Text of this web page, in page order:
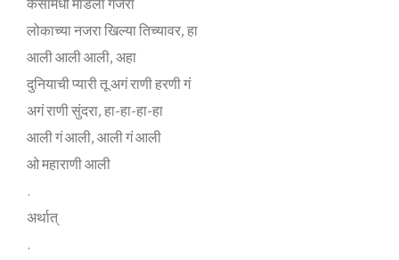
केसामधी मांडला गजरा
लोकाच्या नजरा खिल्या तिच्यावर, हा
आली आली आली, अहा
दुनियाची प्यारी तू अगं राणी हरणी गं
अगं राणी सुंदरा, हा-हा-हा-हा
आली गं आली, आली गं आली
ओ महाराणी आली
.
अर्थात्
.